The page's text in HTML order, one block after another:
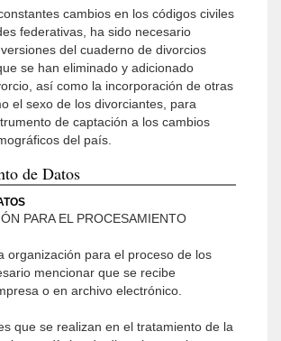
cambios en los códigos civiles
federativas, ha sido necesario
del cuaderno de divorcios
se han eliminado y adicionado
así como la incorporación de otras
el sexo de los divorciantes, para
de captación a los cambios
del país.
de Datos
PARA EL PROCESAMIENTO
organización para el proceso de los
mencionar que se recibe
o en archivo electrónico.
que se realizan en el tratamiento de la